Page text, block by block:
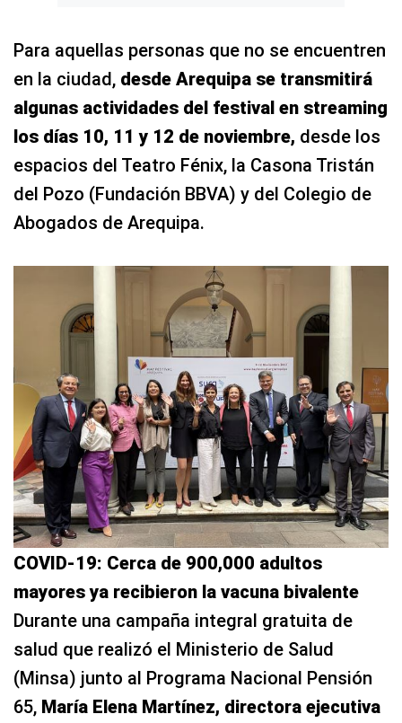
Para aquellas personas que no se encuentren
en la ciudad, desde Arequipa se transmitirá
algunas actividades del festival en streaming
los días 10, 11 y 12 de noviembre, desde los
espacios del Teatro Fénix, la Casona Tristán
del Pozo (Fundación BBVA) y del Colegio de
Abogados de Arequipa.
COVID-19: Cerca de 900,000 adultos
mayores ya recibieron la vacuna bivalente
Durante una campaña integral gratuita de
salud que realizó el Ministerio de Salud
(Minsa) junto al Programa Nacional Pensión
65, María Elena Martínez, directora ejecutiva